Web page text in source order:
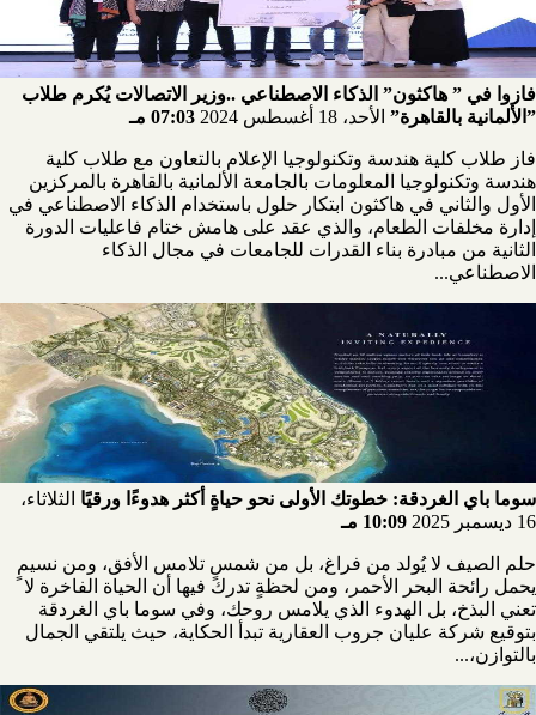
فازوا في ” هاكثون” الذكاء الاصطناعي ..وزير الاتصالات يُكرم طلاب
”الألمانية بالقاهرة” الأحد، 18 أغسطس 2024 07:03 مـ
فاز طلاب كلية هندسة وتكنولوجيا الإعلام بالتعاون مع طلاب كلية
هندسة وتكنولوجيا المعلومات بالجامعة الألمانية بالقاهرة بالمركزين
الأول والثاني في هاكثون ابتكار حلول باستخدام الذكاء الاصطناعي في
إدارة مخلفات الطعام، والذي عقد على هامش ختام فاعليات الدورة
الثانية من مبادرة بناء القدرات للجامعات في مجال الذكاء
الاصطناعي...
سوما باي الغردقة: خطوتك الأولى نحو حياةٍ أكثر هدوءًا ورقيًا الثلاثاء،
16 ديسمبر 2025
10:09 مـ
حلم الصيف لا يُولد من فراغ، بل من شمسٍ تلامس الأفق، ومن نسيمٍ
يحمل رائحة البحر الأحمر، ومن لحظةٍ تدرك فيها أن الحياة الفاخرة لا
تعني البذخ، بل الهدوء الذي يلامس روحك، وفي سوما باي الغردقة
بتوقيع شركة عليان جروب العقارية تبدأ الحكاية، حيث يلتقي الجمال
بالتوازن،...